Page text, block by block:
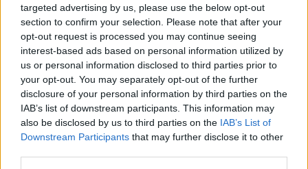
targeted advertising by us, please use the below opt-out
section to confirm your selection. Please note that after your
opt-out request is processed you may continue seeing
interest-based ads based on personal information utilized by
us or personal information disclosed to third parties prior to
your opt-out. You may separately opt-out of the further
disclosure of your personal information by third parties on the
IAB’s list of downstream participants. This information may
also be disclosed by us to third parties on the IAB’s List of
Downstream Participants that may further disclose it to other
El PP no se irá de Génova: "los
edificios no tienen la culpa"